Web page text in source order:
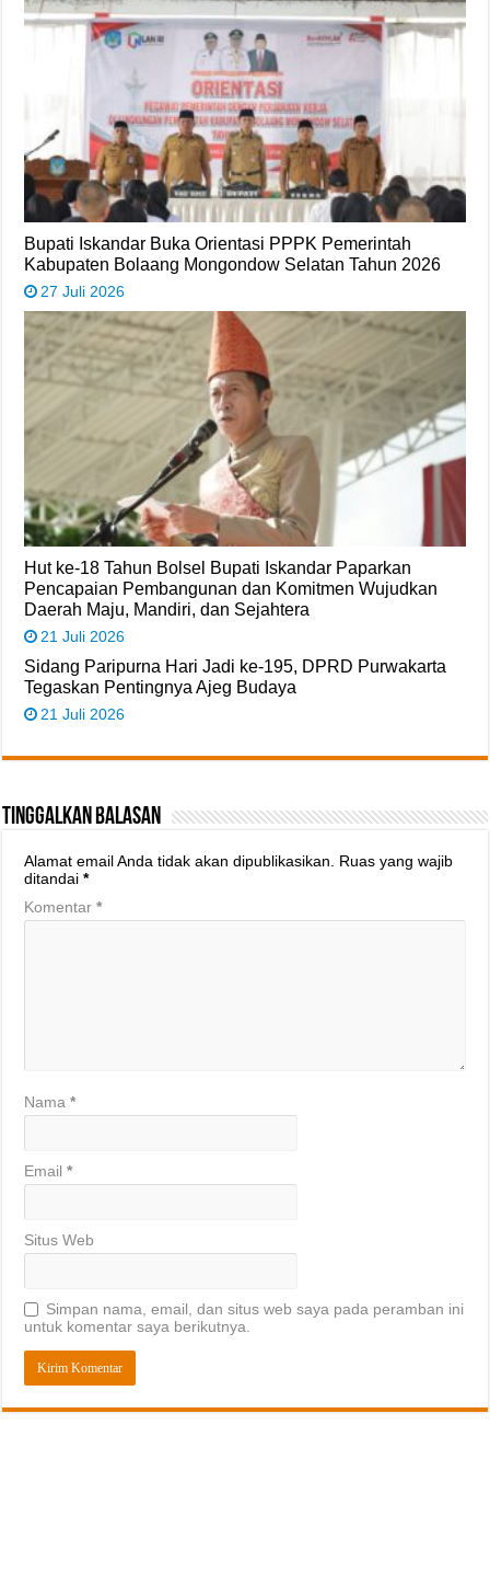
Bupati Iskandar Buka Orientasi PPPK Pemerintah
Kabupaten Bolaang Mongondow Selatan Tahun 2026
27 Juli 2026
Hut ke-18 Tahun Bolsel Bupati Iskandar Paparkan
Pencapaian Pembangunan dan Komitmen Wujudkan
Daerah Maju, Mandiri, dan Sejahtera
21 Juli 2026
Sidang Paripurna Hari Jadi ke-195, DPRD Purwakarta
Tegaskan Pentingnya Ajeg Budaya
21 Juli 2026
Tinggalkan Balasan
Alamat email Anda tidak akan dipublikasikan.
Ruas yang wajib
ditandai*
Komentar*
Nama*
Email*
Situs Web
Simpan nama, email, dan situs web saya pada peramban ini
untuk komentar saya berikutnya.